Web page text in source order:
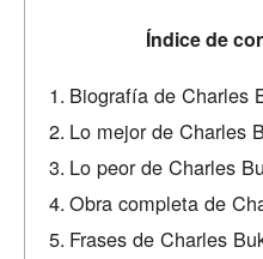
Índice de
Biografía de Charles
Lo mejor de Charles
Lo peor de Charles
Obra completa de
Frases de Charles